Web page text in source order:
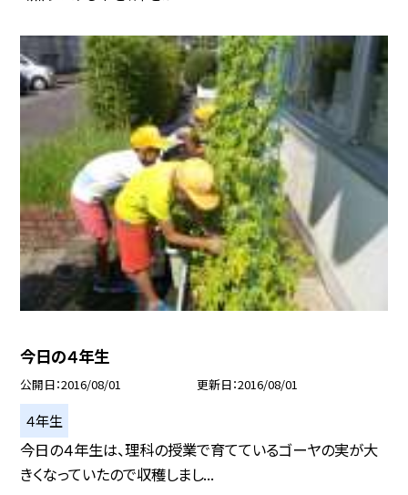
今日の４年生
公開日 2016/08/01 更新日 2016/08/01
４年生
今日の４年生は、理科の授業で育てているゴーヤの実が大
きくなっていたので収穫しまし...